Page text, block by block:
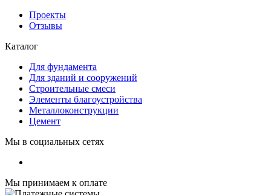
Проекты
Отзывы
Каталог
Для фундамента
Для зданий и сооружений
Строительные смеси
Элементы благоустройства
Металлоконструкции
Цемент
Мы в социальных сетях
Мы принимаем к оплате